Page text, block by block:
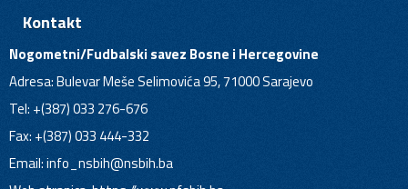
Kontakt
Nogometni/Fudbalski savez Bosne i Hercegovine
Adresa: Bulevar Meše Selimovića 95, 71000 Sarajevo
Tel: +(387) 033 276-676
Fax: +(387) 033 444-332
Email:info_nsbih@nsbih.ba